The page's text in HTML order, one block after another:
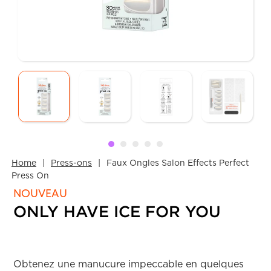
Home Press-ons
Faux Ongles Salon Effects Perfect
Press On
NOUVEAU
ONLY HAVE ICE FOR YOU
Obtenez une manucure impeccable en quelques